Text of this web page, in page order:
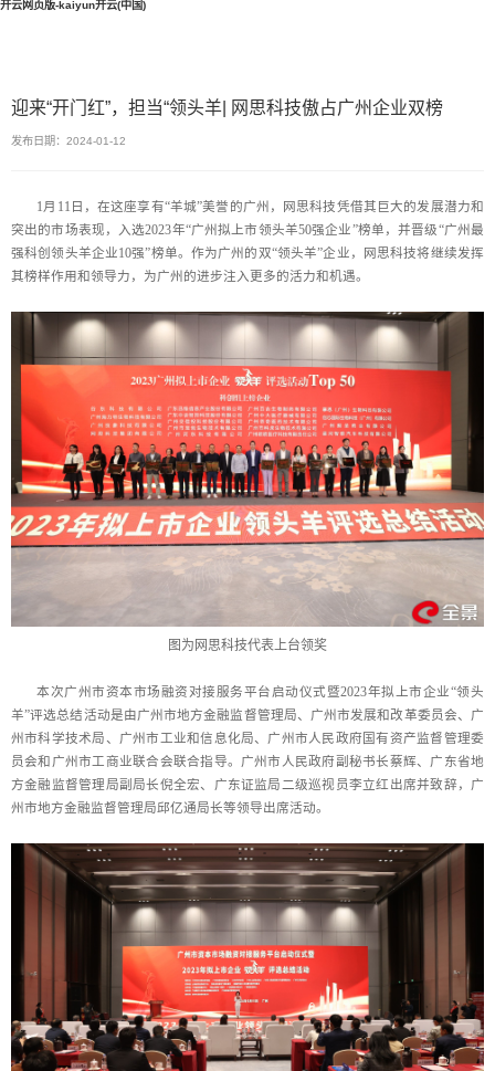
开云网页版-kaiyun开云(中国)
迎来“开门红”，担当“领头羊| 网思科技傲占广州企业双榜
发布日期：2024-01-12
1月11日，在这座享有“羊城”美誉的广州，网思科技凭借其巨大的发展潜力和
突出的市场表现，入选2023年“广州拟上市领头羊50强企业”榜单，并晋级“广州最
强科创领头羊企业10强”榜单。作为广州的双“领头羊”企业，网思科技将继续发挥
其榜样作用和领导力，为广州的进步注入更多的活力和机遇。
图为网思科技代表上台领奖
本次广州市资本市场融资对接服务平台启动仪式暨2023年拟上市企业“领头
羊”评选总结活动是由广州市地方金融监督管理局、广州市发展和改革委员会、广
州市科学技术局、广州市工业和信息化局、广州市人民政府国有资产监督管理委
员会和广州市工商业联合会联合指导。广州市人民政府副秘书长蔡辉、广东省地
方金融监督管理局副局长倪全宏、广东证监局二级巡视员李立红出席并致辞，广
州市地方金融监督管理局邱亿通局长等领导出席活动。